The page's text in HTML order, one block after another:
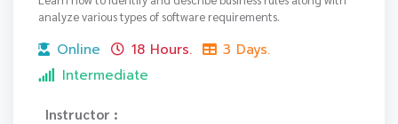
analyze various types of software requirements.
Online 18 Hours.
3 Days.
Intermediate
Instructor :